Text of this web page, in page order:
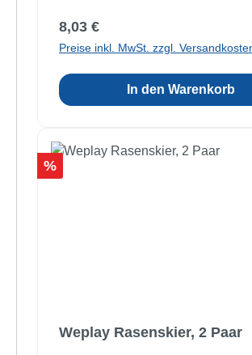
Regulärer Preis:
8,03 €
Preise inkl. MwSt. zzgl.
In den Warenkorb
Rabatt
%
Weplay Rasenskier, 2 Paar